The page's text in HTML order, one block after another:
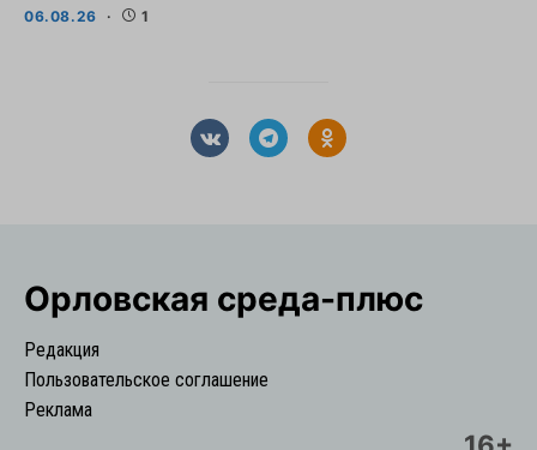
06.08.26 1
Орловская cреда-плюс
Редакция
Пользовательское соглашение
Реклама